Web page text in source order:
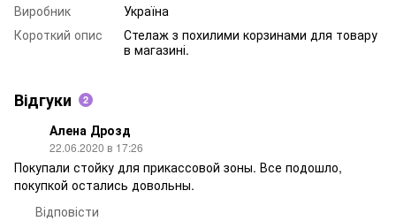
Виробник
Україна
Короткий опис
Стелаж з похилими корзинами для товару
в магазині.
Відгуки 2
Алена Дрозд
22.06.2020 в 17:26
Покупали стойку для прикассовой зоны. Все подошло,
покупкой остались довольны.
Відповісти